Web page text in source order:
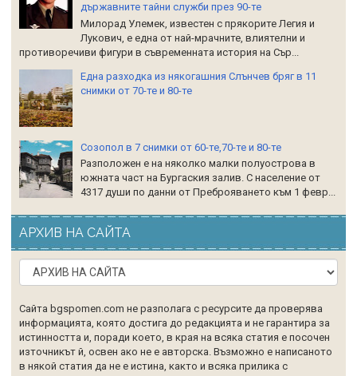
държавните тайни служби през 90-те
Милорад Улемек, известен с прякорите Легия и
Лукович, е една от най-мрачните, влиятелни и
противоречиви фигури в съвременната история на Сър...
Една разходка из някогашния Слънчев бряг в 11
снимки от 70-те и 80-те
Созопол в 7 снимки от 60-те,70-те и 80-те
Разположен е на няколко малки полуострова в
южната част на Бургаския залив. С население от
4317 души по данни от Преброяването към 1 февр...
АРХИВ НА САЙТА
Сайта bgspomen.com не разполага с ресурсите да проверява
информацията, която достига до редакцията и не гарантира за
истинността и, поради което, в края на всяка статия е посочен
източникът й, освен ако не е авторска. Възможно е написаното
в някой статия да не е истина, както и всяка прилика с